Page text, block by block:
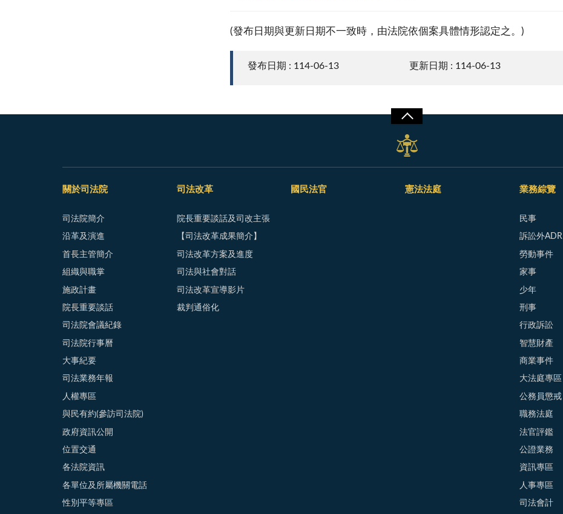
(發布日期與更新日期不一致時，由法院依個案具體情形認定之。)
發布日期 : 114-06-13 更新日期 : 114-06-13
關於司法院
司法院簡介
沿革及演進
首長主管簡介
組織與職掌
施政計畫
院長重要談話
司法院會議紀錄
司法院行事曆
大事紀要
司法業務年報
人權專區
與民有約(參訪司法院)
政府資訊公開
位置交通
各法院資訊
各單位及所屬機關電話
性別平等專區
司法改革
院長重要談話及司改主張
【司法改革成果簡介】
司法改革方案及進度
司法與社會對話
司法改革宣導影片
裁判通俗化
國民法官 憲法法庭 業務綜覽
民事
訴訟外ADR
勞動事件
家事
少年
刑事
行政訴訟
智慧財產
商業事件
大法庭專區
公務員懲戒
職務法庭
法官評鑑
公證業務
資訊專區
人事專區
司法會計